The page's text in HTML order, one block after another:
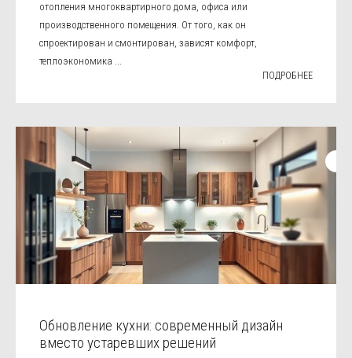
отопления многоквартирного дома, офиса или
производственного помещения. От того, как он
спроектирован и смонтирован, зависят комфорт,
теплоэкономика ...
ПОДРОБНЕЕ
Обновление кухни: современный дизайн
вместо устаревших решений